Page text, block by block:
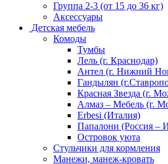
Группа 2-3 (от 15 до 36 кг)
Аксессуары
Детская мебель
Комоды
Тумбы
Лель (г. Краснодар)
Антел (г. Нижний
Гандылян
Красная Звезда (г.
Алмаз – Мебель (г.
Erbesi (Италия)
Папалони (Россия –
Островок уюта
Стульчики для кормления
Манежи, манеж-кровать